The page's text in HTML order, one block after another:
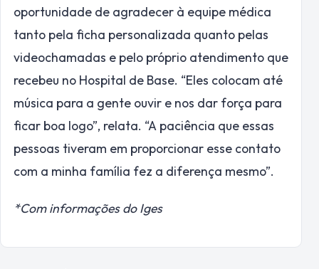
oportunidade de agradecer à equipe médica
tanto pela ficha personalizada quanto pelas
videochamadas e pelo próprio atendimento que
recebeu no Hospital de Base. “Eles colocam até
música para a gente ouvir e nos dar força para
ficar boa logo”, relata. “A paciência que essas
pessoas tiveram em proporcionar esse contato
com a minha família fez a diferença mesmo”.
*Com informações do Iges